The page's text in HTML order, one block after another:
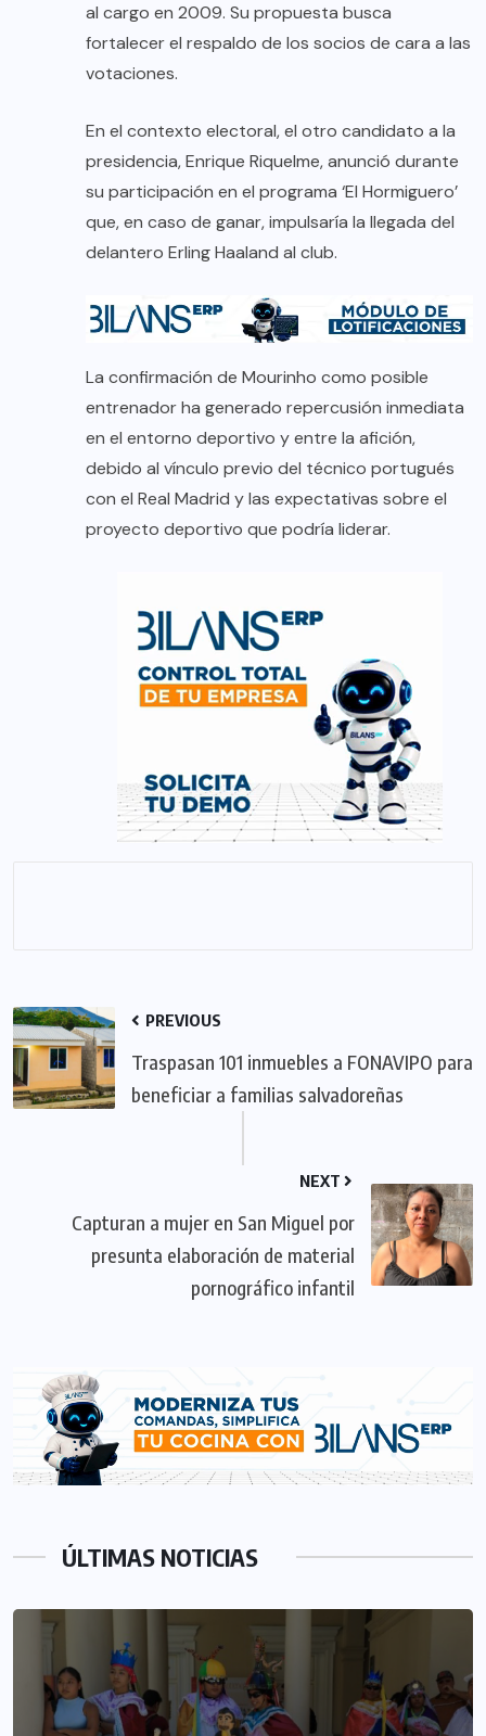
al cargo en 2009. Su propuesta busca
fortalecer el respaldo de los socios de cara a las
votaciones.
En el contexto electoral, el otro candidato a la
presidencia, Enrique Riquelme, anunció durante
su participación en el programa ‘El Hormiguero’
que, en caso de ganar, impulsaría la llegada del
delantero Erling Haaland al club.
La confirmación de Mourinho como posible
entrenador ha generado repercusión inmediata
en el entorno deportivo y entre la afición,
debido al vínculo previo del técnico portugués
con el Real Madrid y las expectativas sobre el
proyecto deportivo que podría liderar.
PREVIOUS
Traspasan 101 inmuebles a FONAVIPO para
beneficiar a familias salvadoreñas
NEXT
Capturan a mujer en San Miguel por
presunta elaboración de material
pornográfico infantil
ÚLTIMAS NOTICIAS